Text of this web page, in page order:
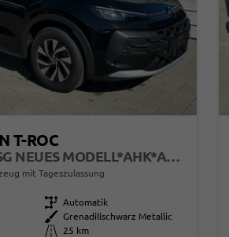
T-ROC
LIFE 1.5 ETSI DSG NEUES MODELL*AHK*ANDROID AUTO*SHZ*ACC*KAMERA*5J GARANTIE*KLIMAAUTO*
mit Tageszulassung
Getriebe Automatik
Außenfarbe
Grenadillschwarz Metallic
Kilometerstand
25 km